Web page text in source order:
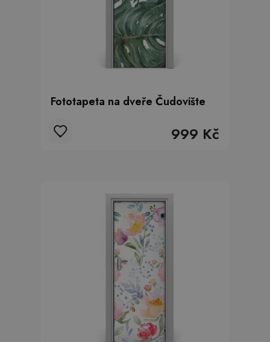
Fototapeta na dveře Čudovište
999 Kč